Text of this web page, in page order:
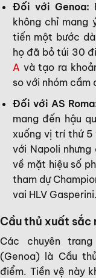
Đối với Genoa:
không chỉ mang
tiến một bước
họ đã bỏ túi 30
A và tạo ra
so với nhóm cầm
Đối với AS
mang đến hậu
xuống vị trí thứ 5
với Napoli nhưng
về mặt hiệu số
tham dự
vai HLV Gasperini.
Cầu thủ xuất sắc
Các chuyên
(Genoa) là Cầu
điểm. Tiền vệ này